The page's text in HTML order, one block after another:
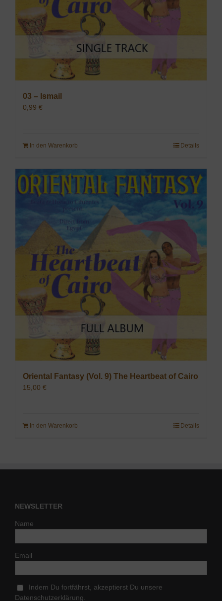
03 – Ismail
0,99 €
In den Warenkorb Details
Oriental Fantasy (Vol. 9) The Heartbeat of Cairo
15,00 €
In den Warenkorb Details
NEWSLETTER
Name
Email
Indem Du fortfährst, akzeptierst Du unsere
Datenschutzerklärung.